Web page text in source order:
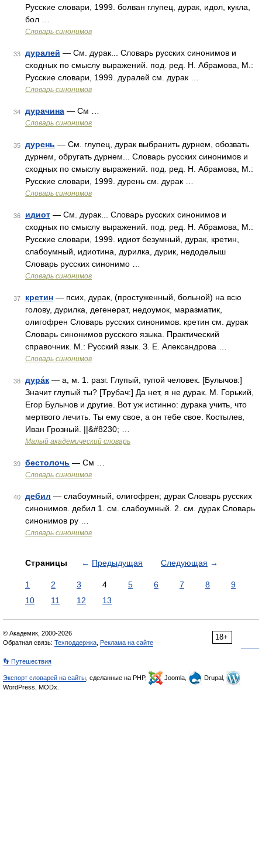
Русские словари, 1999. болван глупец, дурак, идол, кукла,
бол …
Словарь синонимов
33 дуралей — См. дурак... Словарь русских синонимов и
сходных по смыслу выражений. под. ред. Н. Абрамова, М.:
Русские словари, 1999. дуралей см. дурак …
Словарь синонимов
34 дурачина — См …
Словарь синонимов
35 дурень — См. глупец, дурак выбранить дурнем, обозвать
дурнем, обругать дурнем... Словарь русских синонимов и
сходных по смыслу выражений. под. ред. Н. Абрамова, М.:
Русские словари, 1999. дурень см. дурак …
Словарь синонимов
36 идиот — См. дурак... Словарь русских синонимов и
сходных по смыслу выражений. под. ред. Н. Абрамова, М.:
Русские словари, 1999. идиот безумный, дурак, кретин,
слабоумный, идиотина, дурилка, дурик, недоделыш
Словарь русских синонимо …
Словарь синонимов
37 кретин — псих, дурак, (простуженный, больной) на всю
голову, дурилка, дегенерат, недоумок, маразматик,
олигофрен Словарь русских синонимов. кретин см. дурак
Словарь синонимов русского языка. Практический
справочник. М.: Русский язык. З. Е. Александрова …
Словарь синонимов
38 дура́к — а, м. 1. разг. Глупый, тупой человек. [Булычов:]
Значит глупый ты? [Трубач:] Да нет, я не дурак. М. Горький,
Егор Булычов и другие. Вот уж истинно: дурака учить, что
мертвого лечить. Ты ему свое, а он тебе свое. Костылев,
Иван Грозный. ||&#8230; …
Малый академический словарь
39 бестолочь — См …
Словарь синонимов
40 дебил — слабоумный, олигофрен; дурак Словарь русских
синонимов. дебил 1. см. слабоумный. 2. см. дурак Словарь
синонимов ру …
Словарь синонимов
Страницы ← Предыдущая Следующая →
1 2 3 4 5 6 7 8
9
10
11 12 13
18+
© Академик, 2000-2026
Обратная связь: Техподдержка Реклама на сайте
👣 Путешествия
Экспорт словарей на сайты , сделанные на PHP, Joomla,
Drupal,
WordPress, MODx.